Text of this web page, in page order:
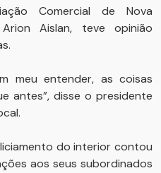
Comercial de Nova
Aislan, teve opinião
meu entender, as coisas
antes”, disse o presidente
do interior contou
aos seus subordinados